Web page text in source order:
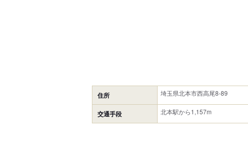
住所 埼玉県北本市西高尾8-89
交通手段 北本駅から1,157m